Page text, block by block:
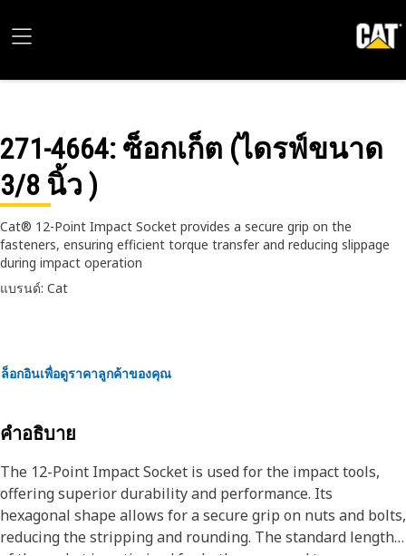
271-4664: ซ็อกเก็ต (ไดรฟ์ขนาด
3/8 นิ้ว )
Cat® 12-Point Impact Socket provides a secure grip on the
fasteners, ensuring efficient torque transfer and reducing slippage
during impact operation
แบรนด์: Cat
ล็อกอินเพื่อดูราคาลูกค้าของคุณ
คำอธิบาย
The 12-Point Impact Socket is used for the impact tools,
offering superior durability and performance. Its
hexagonal shape allows for a secure grip on nuts and bolts,
reducing the stripping and rounding. The standard length